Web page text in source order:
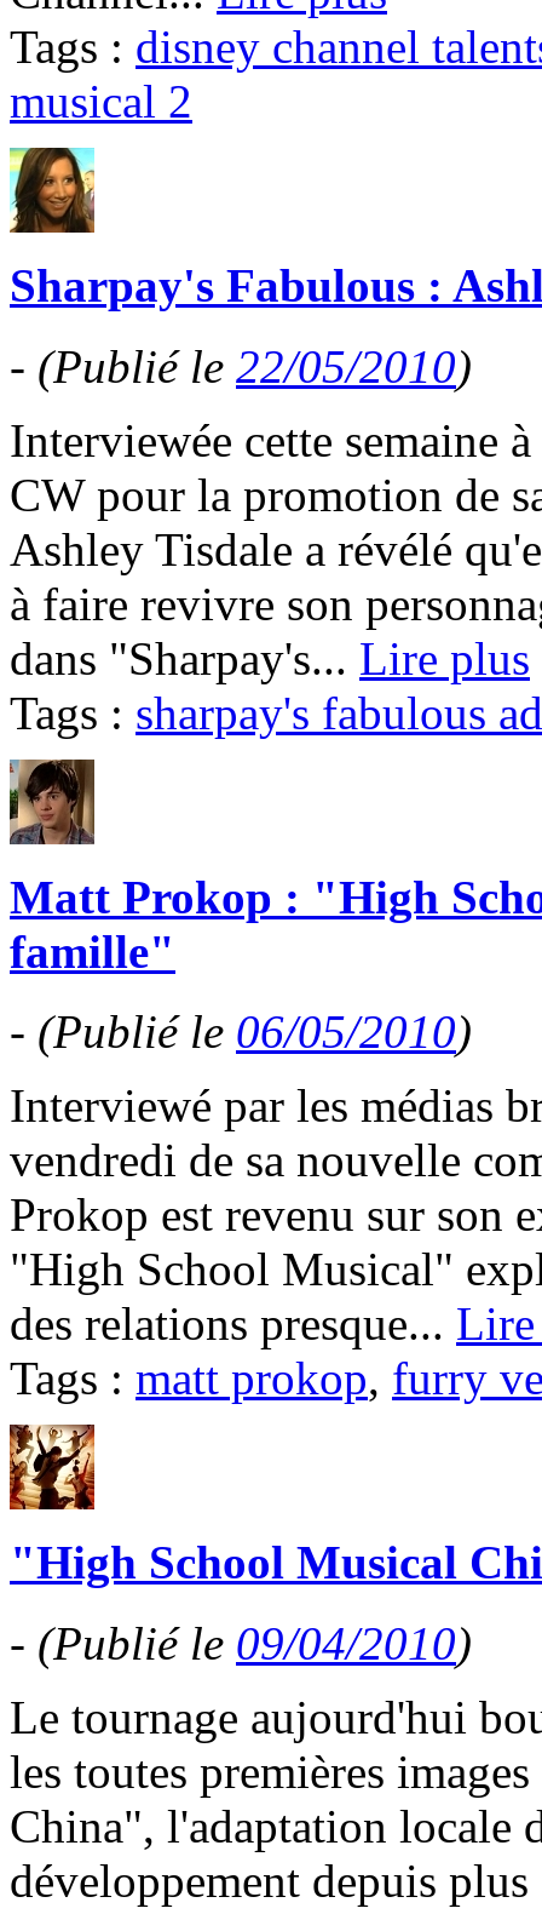
Tags : disney channel
musical 2
Sharpay's Fabulous :
- (Publié le 22/05/2010)
Interviewée cette semaine
CW pour la promotion de
Ashley Tisdale a révélé
à faire revivre son
dans "Sharpay's... Lire plus
Tags : sharpay's fabulous
Matt Prokop : "High
famille"
- (Publié le 06/05/2010)
Interviewé par les médias
vendredi de sa nouvelle
Prokop est revenu sur son
"High School Musical"
des relations presque...
Tags : matt prokop, furry
"High School Musical
- (Publié le 09/04/2010)
Le tournage aujourd'hui
les toutes premières
China", l'adaptation locale
développement depuis